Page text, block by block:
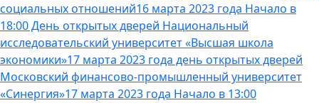
социальных отношений16 марта 2023 года Начало в
18:00 День открытых дверей Национальный
исследовательский университет «Высшая школа
экономики»17 марта 2023 года день открытых дверей
Московский финансово-промышленный университет
«Синергия»17 марта 2023 года Начало в 13:00